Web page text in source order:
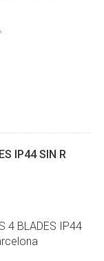
IP44 SIN R
4 BLADES IP44